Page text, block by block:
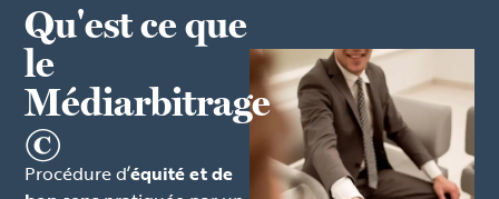
Qu'est ce que
le
Médiarbitrage
©
Procédure d’équité et de